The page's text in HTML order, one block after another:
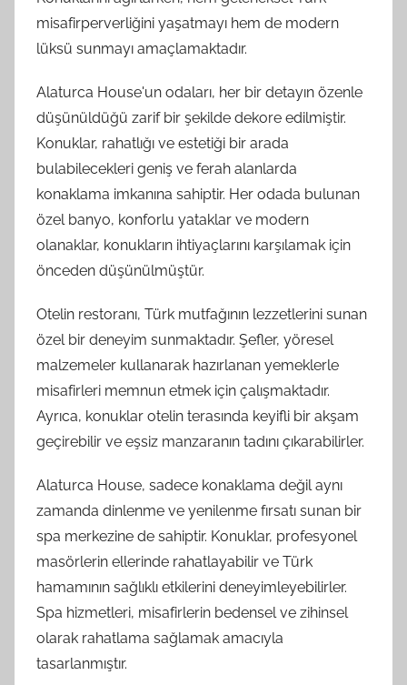
misafirperverliğini yaşatmayı hem de modern
lüksü sunmayı amaçlamaktadır.
Alaturca House'un odaları, her bir detayın özenle
düşünüldüğü zarif bir şekilde dekore edilmiştir.
Konuklar, rahatlığı ve estetiği bir arada
bulabilecekleri geniş ve ferah alanlarda
konaklama imkanına sahiptir. Her odada bulunan
özel banyo, konforlu yataklar ve modern
olanaklar, konukların ihtiyaçlarını karşılamak için
önceden düşünülmüştür.
Otelin restoranı, Türk mutfağının lezzetlerini sunan
özel bir deneyim sunmaktadır. Şefler, yöresel
malzemeler kullanarak hazırlanan yemeklerle
misafirleri memnun etmek için çalışmaktadır.
Ayrıca, konuklar otelin terasında keyifli bir akşam
geçirebilir ve eşsiz manzaranın tadını çıkarabilirler.
Alaturca House, sadece konaklama değil aynı
zamanda dinlenme ve yenilenme fırsatı sunan bir
spa merkezine de sahiptir. Konuklar, profesyonel
masörlerin ellerinde rahatlayabilir ve Türk
hamamının sağlıklı etkilerini deneyimleyebilirler.
Spa hizmetleri, misafirlerin bedensel ve zihinsel
olarak rahatlama sağlamak amacıyla
tasarlanmıştır.